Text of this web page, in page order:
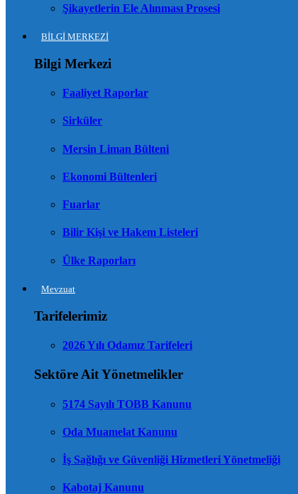
Şikayetlerin Ele Alınması Prosesi
BİLGİ MERKEZİ
Bilgi Merkezi
Faaliyet Raporlar
Sirküler
Mersin Liman Bülteni
Ekonomi Bültenleri
Fuarlar
Bilir Kişi ve Hakem Listeleri
Ülke Raporları
Mevzuat
Tarifelerimiz
2026 Yılı Odamız Tarifeleri
Sektöre Ait Yönetmelikler
5174 Sayılı TOBB Kanunu
Oda Muamelat Kanunu
İş Sağlığı ve Güvenliği Hizmetleri Yönetmeliği
Kabotaj Kanunu